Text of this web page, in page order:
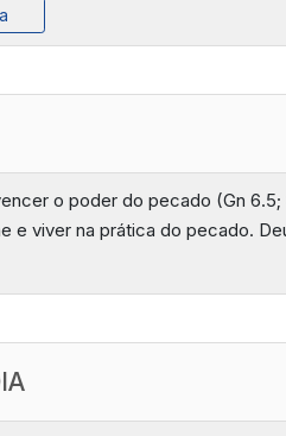
o poder do pecado (Gn 6.5;
e viver na prática do pecado.